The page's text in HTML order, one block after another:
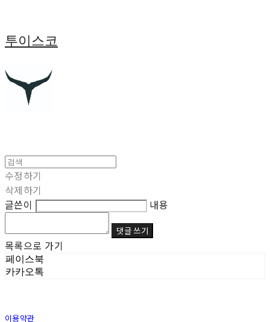
투이스코
수정하기
삭제하기
글쓴이
내용
댓글 쓰기
목록으로 가기
페이스북
카카오톡
이용약관